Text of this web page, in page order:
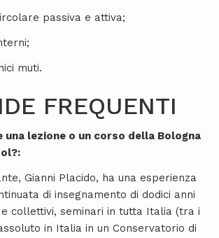
passiva e attiva;
muti.
FREQUENTI
una lezione o un corso della Bologna
Gianni Placido, ha una esperienza
di insegnamento di dodici anni
collettivi, seminari in tutta Italia (tra i
in Italia in un Conservatorio di